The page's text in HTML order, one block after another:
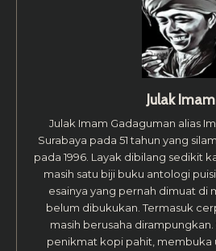
Julak Imam
Julak Imam Gadaguman alias
Surabaya pada 51 tahun yang
pada 1996. Layak dibilang sedikit
masih satu biji buku antologi
esainya yang pernah dimuat di
belum dibukukan. Termasuk
masih berusaha dirampungkan.
penikmat kopi pahit, membuka